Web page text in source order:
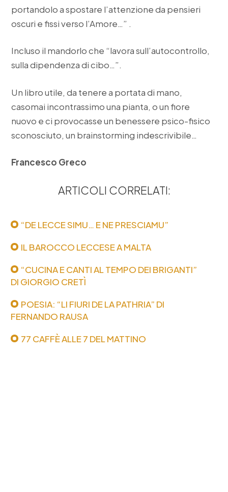
portandolo a spostare l’attenzione da pensieri
oscuri e fissi verso l’Amore…” .
Incluso il mandorlo che “lavora sull’autocontrollo,
sulla dipendenza di cibo…”.
Un libro utile, da tenere a portata di mano,
casomai incontrassimo una pianta, o un fiore
nuovo e ci provocasse un benessere psico-fisico
sconosciuto, un brainstorming indescrivibile…
Francesco Greco
ARTICOLI CORRELATI:
“DE LECCE SIMU… E NE PRESCIAMU”
IL BAROCCO LECCESE A MALTA
“CUCINA E CANTI AL TEMPO DEI BRIGANTI”
DI GIORGIO CRETÌ
POESIA: “LI FIURI DE LA PATHRIA” DI
FERNANDO RAUSA
77 CAFFÈ ALLE 7 DEL MATTINO